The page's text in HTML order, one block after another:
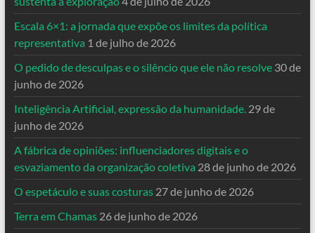
Escala 6×1: a jornada que expõe os limites da política
representativa 1 de julho de 2026
O pedido de desculpas e o silêncio que ele não resolve 30 de
junho de 2026
Inteligência Artificial, expressão da humanidade. 29 de
junho de 2026
A fábrica de opiniões: influenciadores digitais e o
esvaziamento da organização coletiva 28 de junho de 2026
O espetáculo e suas costuras 27 de junho de 2026
Terra em Chamas 26 de junho de 2026